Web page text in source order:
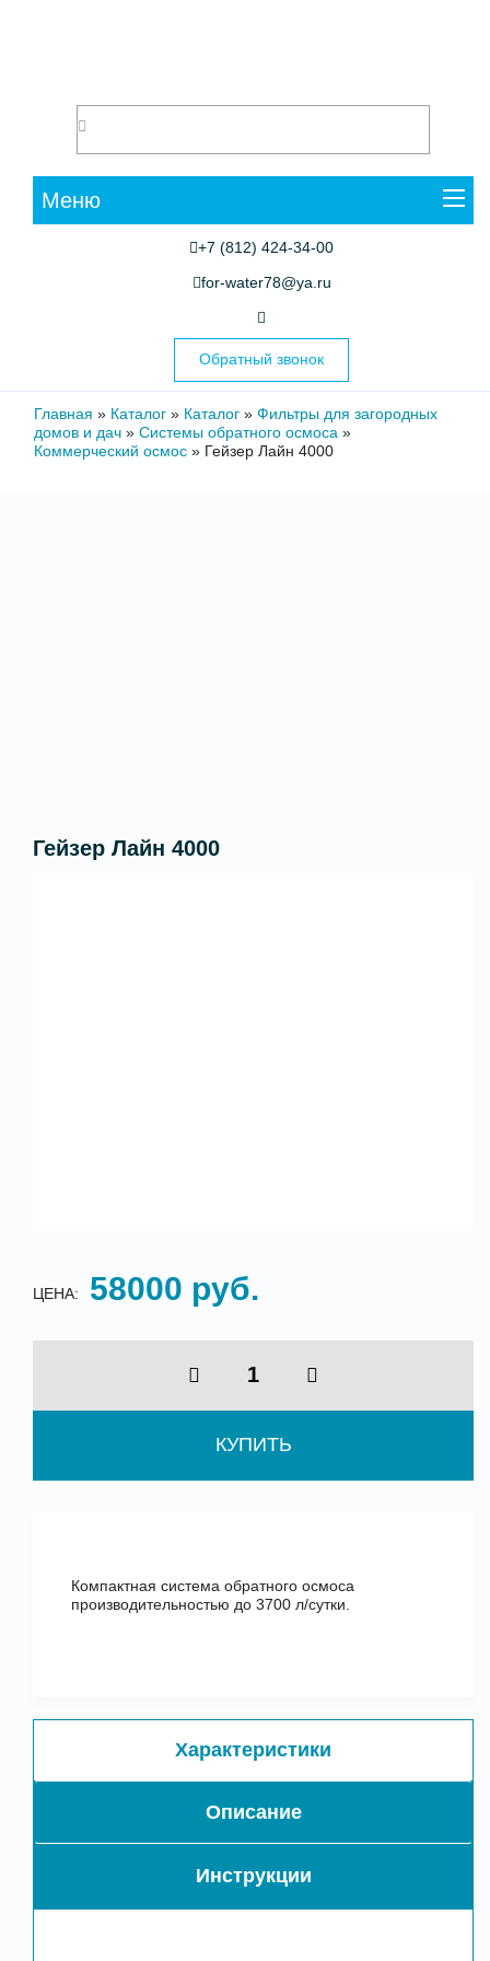
+7 (812) 424-34-00
for-water78@ya.ru
Обратный звонок
Меню
Главная » Каталог » Каталог » Фильтры для загородных
домов и дач » Системы обратного осмоса »
Коммерческий осмос » Гейзер Лайн 4000
Гейзер Лайн 4000
ЦЕНА: 58000 руб.
КУПИТЬ
Компактная система обратного осмоса
производительностью до 3700 л/сутки.
Характеристики
Описание
Инструкции